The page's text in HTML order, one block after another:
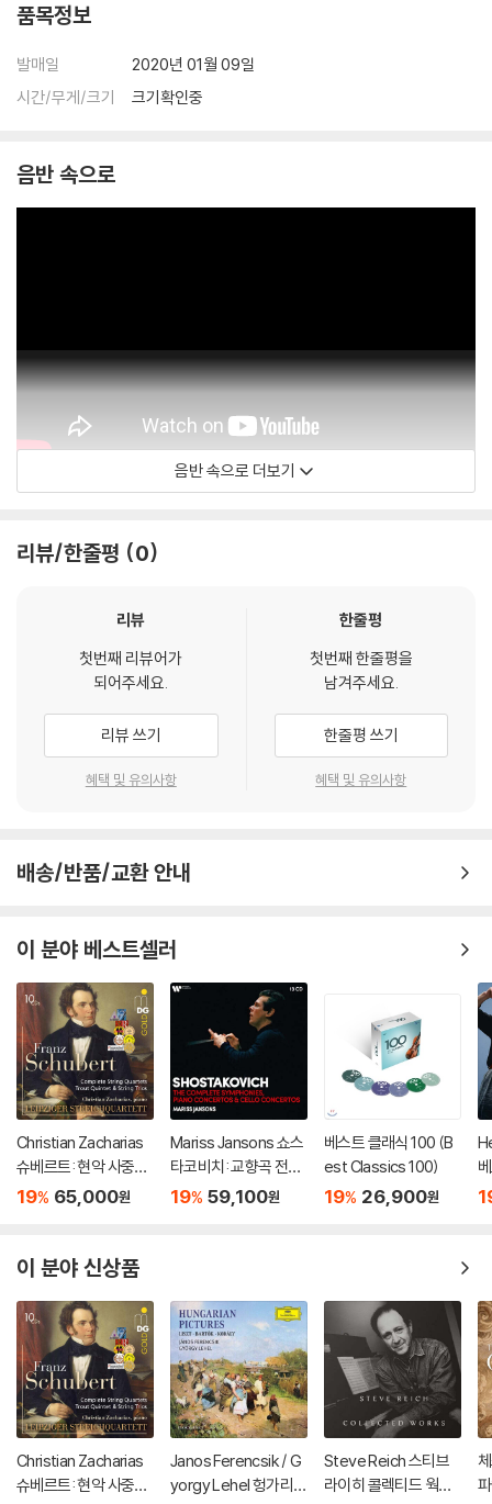
품목정보
발매일
2020년 01월 09일
시간/무게/크기
크기확인중
음반 속으로
음반 속으로 더보기
리뷰/한줄평 0
리뷰
첫번째 리뷰어가
되어주세요.
리뷰 쓰기
혜택 및 유의사항
한줄평
첫번째 한줄평을
남겨주세요.
한줄평 쓰기
혜택 및 유의사항
배송/반품/교환 안내
이 분야 베스트셀러
Christian Zacharias
슈베르트: 현악 사중주
전곡 외 (Schubert: C
& String Trios)
19% 65,000원
Mariss Jansons 쇼스
타코비치: 교향곡 전곡,
재즈 모음곡, 협주곡 (S
19% 59,100원
베스트 클래식 100 (B
est Classics 100)
19% 26,900원
이 분야 신상품
Christian Zacharias
슈베르트: 현악 사중주
Janos Ferencsik / G
yorgy Lehel 헝가리
Steve Reich 스티브
라이히 콜렉티드 웍스